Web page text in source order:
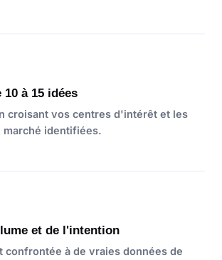
à 15 idées
croisant vos centres d'intérêt et les
identifiées.
et de l'intention
confrontée à de vraies données de